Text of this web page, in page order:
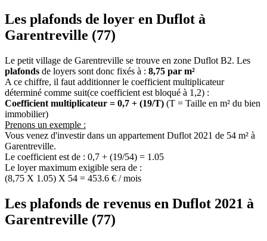
Les plafonds de loyer en Duflot à
Garentreville (77)
Le petit village de Garentreville se trouve en zone Duflot B2. Les
plafonds de loyers sont donc fixés à : 8,75 par m²
A ce chiffre, il faut additionner le coefficient multiplicateur
déterminé comme suit(ce coefficient est bloqué à 1,2) :
Coefficient multiplicateur = 0,7 + (19/T) (T = Taille en m² du bien
immobilier)
Prenons un exemple :
Vous venez d'investir dans un appartement Duflot 2021 de 54 m² à
Garentreville.
Le coefficient est de : 0,7 + (19/54) = 1.05
Le loyer maximum exigible sera de :
(8,75 X 1.05) X 54 = 453.6 € / mois
Les plafonds de revenus en Duflot 2021 à
Garentreville (77)